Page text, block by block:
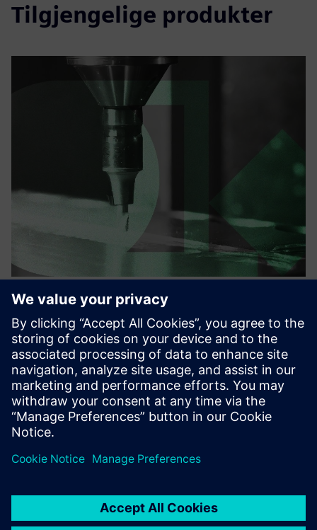
Tilgjengelige produkter
Your AI Copilot for CAM
programming
Våre AI-modeller gjør produksjonshistorikken din til
skalerbar automatisering. Den kjører helt lokalt, sikker og
integreres sømløst i Siemens NX CAM.
Lær mer